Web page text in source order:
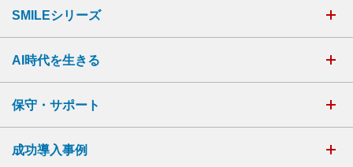
SMILEシリーズ
AI時代を生きる
保守・サポート
成功導入事例